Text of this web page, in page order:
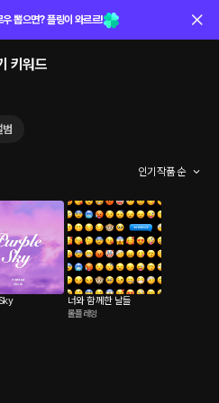
뽑으면? 플링이 와르르!
키워드
범
인기 작품 순
너와 함께한 날들
롤플레잉